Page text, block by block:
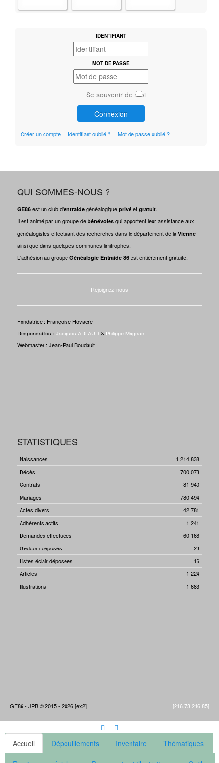
IDENTIFIANT
MOT DE PASSE
Se souvenir de moi
Connexion
Créer un compte Identifiant oublié ? Mot de passe oublié ?
QUI SOMMES-NOUS ?
GE86 est un club d'entraide généalogique privé et gratuit.
Il est animé par un groupe de bénévoles qui apportent leur assistance aux
généalogistes effectuant des recherches dans le département de la Vienne
ainsi que dans quelques communes limitrophes.
L'adhésion au groupe Généalogie Entraide 86 est entièrement gratuite.
Rejoignez-nous
Fondatrice : Françoise Hovaere
Responsables : Jacques ARLAUD & Philippe Magnan
Webmaster : Jean-Paul Boudault
STATISTIQUES
Naissances
1 214 838
Décès
700 073
Contrats
81 940
Mariages
780 494
Actes divers
42 781
Adhérents actifs
1 241
Demandes effectuées
60 166
Gedcom déposés
23
Listes éclair déposées
16
Articles
1 224
Illustrations
1 683
GE86 - JPB © 2015 - 2026 [ex2] [216.73.216.85]
Accueil Dépouillements Inventaire Thématiques